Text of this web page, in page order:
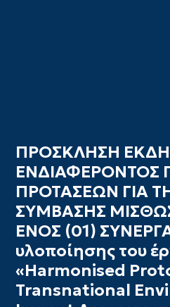
ΠΡΟΣΚΛΗΣΗ
ΕΝΔΙΑΦΕΡΟΝΤΟΣ
ΠΡΟΤΑΣΕΩΝ ΓΙΑ
ΣΥΜΒΑΣΗΣ
ΕΝΟΣ (01)
υλοποίησης του
«Harmonised
Transnational